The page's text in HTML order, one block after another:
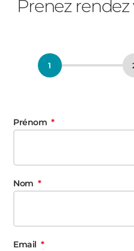
Prenez
Prénom
Nom
Email